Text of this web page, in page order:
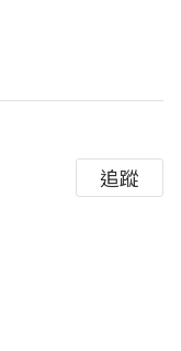
追蹤